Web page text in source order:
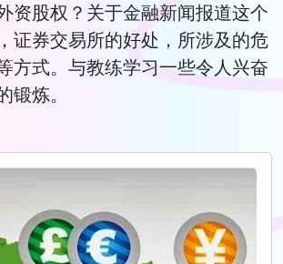
资股权？关于金融新闻报道这个
证券交易所的好处，所涉及的危
方式。与教练学习一些令人兴奋
锻炼。